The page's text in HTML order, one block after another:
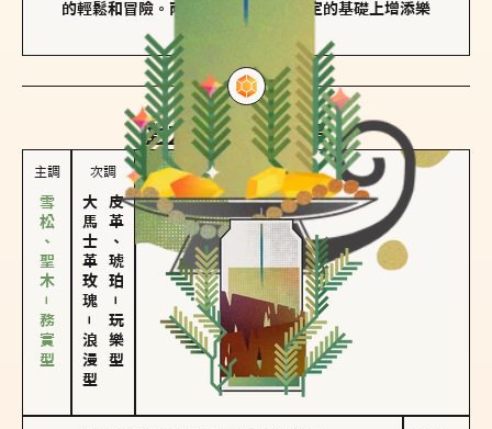
的輕鬆和冒險。兩者的關係能夠在穩定的基礎上增添樂
對方 的主調蠟燭是...
主調
雪松、聖木－務實型
次調
大馬士革玫瑰
－
浪漫型
皮革、琥珀
－
玩樂型